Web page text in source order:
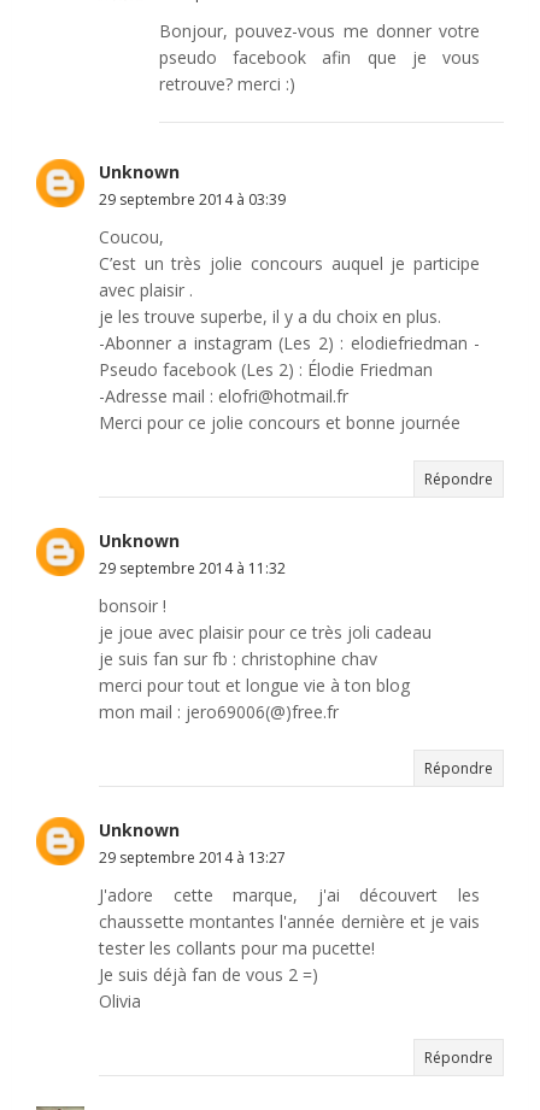
Bonjour, pouvez-vous me donner votre
pseudo facebook afin que je vous
retrouve? merci :)
Unknown
29 septembre 2014 à 03:39
Coucou,
C’est un très jolie concours auquel je participe
avec plaisir .
je les trouve superbe, il y a du choix en plus.
-Abonner a instagram (Les 2) : elodiefriedman -
Pseudo facebook (Les 2) : Élodie Friedman
-Adresse mail : elofri@hotmail.fr
Merci pour ce jolie concours et bonne journée
Répondre
Unknown
29 septembre 2014 à 11:32
bonsoir !
je joue avec plaisir pour ce très joli cadeau
je suis fan sur fb : christophine chav
merci pour tout et longue vie à ton blog
mon mail : jero69006(@)free.fr
Répondre
Unknown
29 septembre 2014 à 13:27
J'adore cette marque, j'ai découvert les
chaussette montantes l'année dernière et je vais
tester les collants pour ma pucette!
Je suis déjà fan de vous 2 =)
Olivia
Répondre